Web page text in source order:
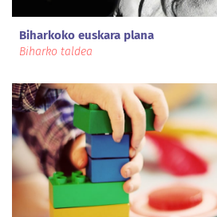
Biharkoko euskara plana
Biharko taldea